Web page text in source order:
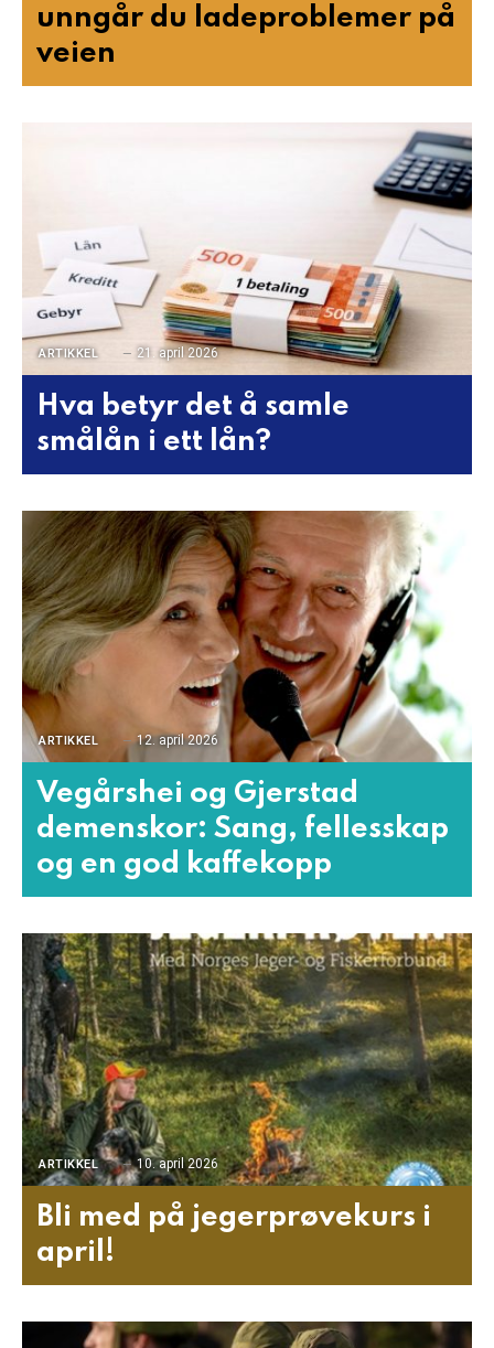
unngår du ladeproblemer på
veien
ARTIKKEL 21. april 2026
Hva betyr det å samle
smålån i ett lån?
ARTIKKEL 12. april 2026
Vegårshei og Gjerstad
demenskor: Sang, fellesskap
og en god kaffekopp
ARTIKKEL 10. april 2026
Bli med på jegerprøvekurs i
april!